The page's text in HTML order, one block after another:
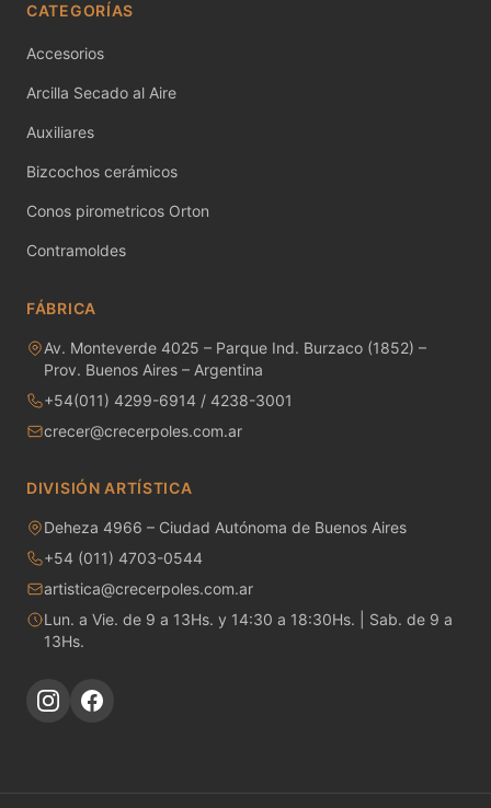
MAYCO NON FIRED COLOR
MAYCO RAPID ROLL
MAYCO SNOW GEMS
MAYCO SPECIALTY GLAZES
MAYCO SPECKLED STROKE & COAT
MAYCO STONEWARE GLAZES
MAYCO STROKE & COAT
CATEGORÍAS
Accesorios
Arcilla Secado al Aire
Auxiliares
Bizcochos cerámicos
Conos pirometricos Orton
Contramoldes
FÁBRICA
Av. Monteverde 4025 – Parque Ind. Burzaco (1852) –
Prov. Buenos Aires – Argentina
+54(011) 4299-6914 / 4238-3001
crecer@crecerpoles.com.ar
DIVISIÓN ARTÍSTICA
Deheza 4966 – Ciudad Autónoma de Buenos Aires
+54 (011) 4703-0544
artistica@crecerpoles.com.ar
Lun. a Vie. de 9 a 13Hs. y 14:30 a 18:30Hs. | Sab. de 9 a
13Hs.